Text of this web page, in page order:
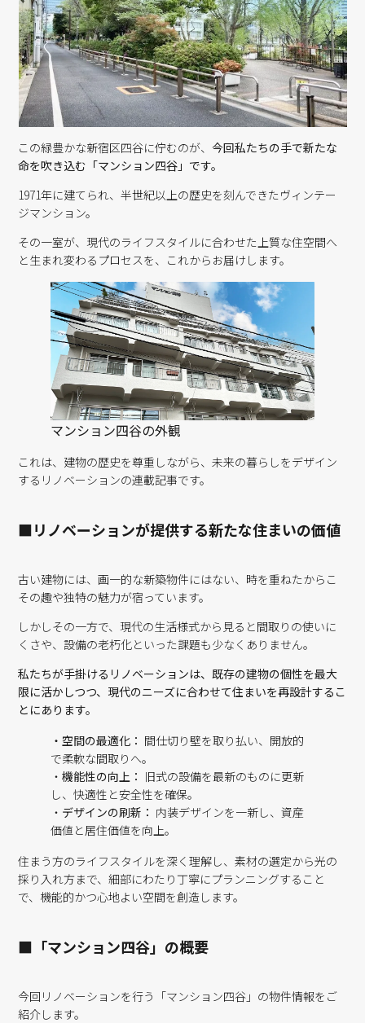
この緑豊かな新宿区四谷に佇むのが、今回私たちの手で新たな
命を吹き込む「マンション四谷」です。
1971年に建てられ、半世紀以上の歴史を刻んできたヴィンテー
ジマンション。
その一室が、現代のライフスタイルに合わせた上質な住空間へ
と生まれ変わるプロセスを、これからお届けします。
マンション四谷の外観
これは、建物の歴史を尊重しながら、未来の暮らしをデザイン
するリノベーションの連載記事です。
■リノベーションが提供する新たな住まいの価値
古い建物には、画一的な新築物件にはない、時を重ねたからこ
その趣や独特の魅力が宿っています。
しかしその一方で、現代の生活様式から見ると間取りの使いに
くさや、設備の老朽化といった課題も少なくありません。
私たちが手掛けるリノベーションは、既存の建物の個性を最大
限に活かしつつ、現代のニーズに合わせて住まいを再設計するこ
とにあります。
・空間の最適化： 間仕切り壁を取り払い、開放的
で柔軟な間取りへ。
・機能性の向上： 旧式の設備を最新のものに更新
し、快適性と安全性を確保。
・ デザインの刷新： 内装デザインを一新し、資産
価値と居住価値を向上。
住まう方のライフスタイルを深く理解し、素材の選定から光の
採り入れ方まで、細部にわたり丁寧にプランニングすること
で、機能的かつ心地よい空間を創造します。
■「マンション四谷」の概要
今回リノベーションを行う「マンション四谷」の物件情報をご
紹介します。